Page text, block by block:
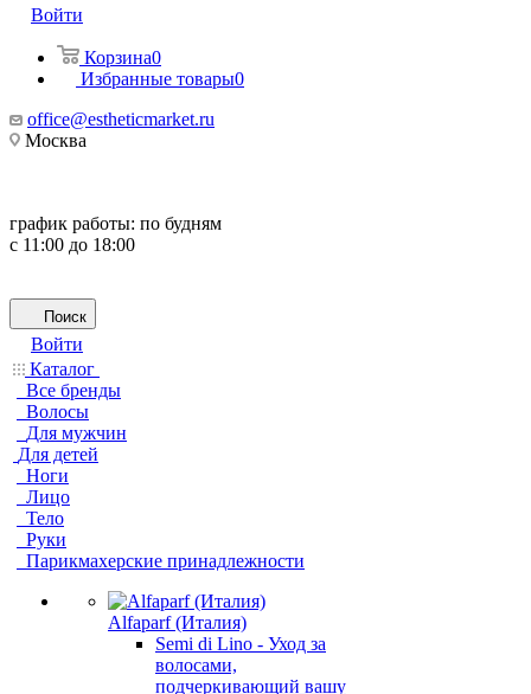
Войти
Корзина0
Избранные товары0
office@estheticmarket.ru
Москва
график работы: по будням
с 11:00 до 18:00
Поиск
Войти
Каталог
Все бренды
Волосы
Для мужчин
Для детей
Ноги
Лицо
Тело
Руки
Парикмахерские принадлежности
Alfaparf (Италия)
Semi di Lino - Уход за
волосами,
подчеркивающий вашу